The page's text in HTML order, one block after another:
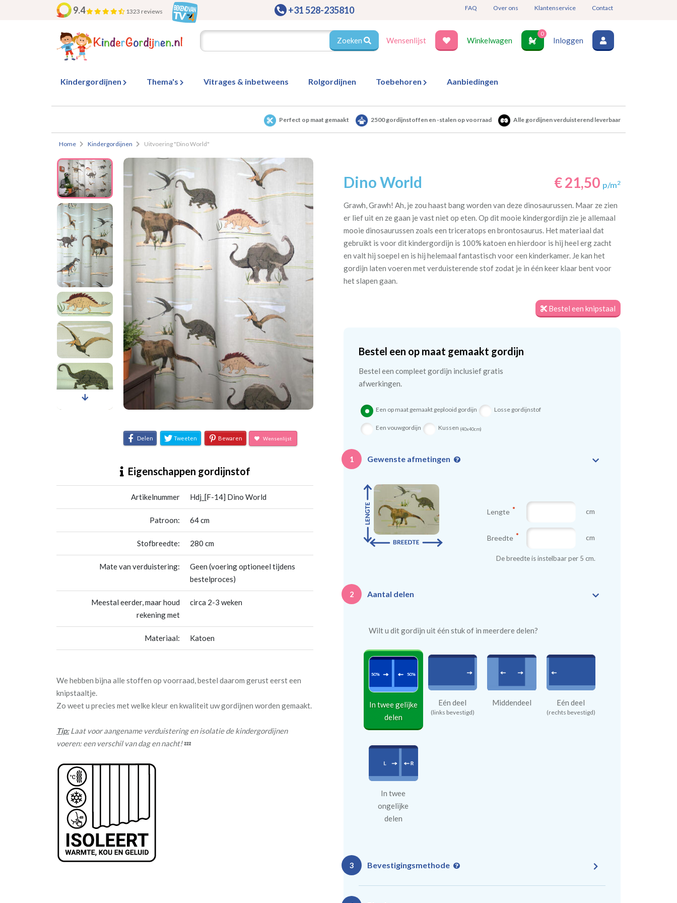
9.4 1323 reviews +31 528-235810 FAQ Over ons Klantenservice Contact
Zoeken Wensenlijst Winkelwagen
0
Inloggen
Kindergordijnen Thema's Vitrages & inbetweens Rolgordijnen Toebehoren Aanbiedingen
Perfect op maat gemaakt 2500 gordijnstoffen en -stalen op voorraad Alle gordijnen verduisterend leverbaar
Home Kindergordijnen Uitvoering "Dino World"
Delen Tweeten Bewaren Wensenlijst
Eigenschappen gordijnstof
Artikelnummer Hdj_[F-14] Dino World
Patroon: 64 cm
Stofbreedte: 280 cm
Mate van verduistering:
Geen (voering optioneel tijdens
bestelproces)
Meestal eerder, maar houd
rekening met
circa 2-3 weken
Materiaal: Katoen
We hebben bijna alle stoffen op voorraad, bestel daarom gerust eerst een
knipstaaltje.
Zo weet u precies met welke kleur en kwaliteit uw gordijnen worden gemaakt.
Tip:Laat voor aangename verduistering en isolatie de kindergordijnen
voeren: een verschil van dag en nacht!💤
Dino World € 21,50 p/m2
Grawh, Grawh! Ah, je zou haast bang worden van deze dinosaurussen. Maar ze zien
er lief uit en ze gaan je vast niet op eten. Op dit mooie kindergordijn zie je allemaal
mooie dinosaurussen zoals een triceratops en brontosaurus. Het materiaal dat
gebruikt is voor dit kindergordijn is 100% katoen en hierdoor is hij heel erg zacht
en valt hij soepel en is hij helemaal fantastisch voor een kinderkamer. Je kan het
gordijn laten voeren met verduisterende stof zodat je in één keer klaar bent voor
het slapen gaan.
Bestel een knipstaal
Bestel een op maat gemaakt gordijn
Bestel een compleet gordijn inclusief gratis
afwerkingen.
Een op maat gemaakt geplooid gordijn Losse gordijnstof
Een vouwgordijn Kussen (40x40cm)
1 Gewenste afmetingen
Lengte cm
Breedte cm
De breedte is instelbaar per 5 cm.
2 Aantal delen
Wilt u dit gordijn uit één stuk of in meerdere delen?
In twee gelijke
delen
Eén deel
(links bevestigd)
Middendeel Eén deel
(rechts bevestigd)
In twee
ongelijke
delen
3 Bevestigingsmethode